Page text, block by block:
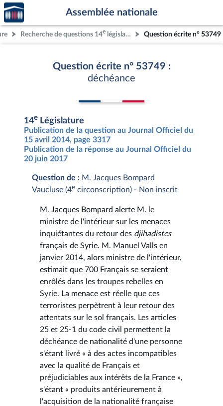
Aller au contenu
Aller en bas de la page
Accèder
à la
page
d'accueil
Assemblée nationale
Recherche de questions 14e législature Question écrite n° 53749
Question écrite n° 53749 :
déchéance
14e Législature
Publication de la question au Journal Officiel du
15 avril 2014, page 3317
Publication de la réponse au Journal Officiel du
20 juin 2017
Question de : M. Jacques Bompard
Vaucluse (4e circonscription) - Non inscrit
M. Jacques Bompard alerte M. le
ministre de l'intérieur sur les menaces
inquiétantes du retour des djihadistes
français de Syrie. M. Manuel Valls en
janvier 2014, alors ministre de l'intérieur,
estimait que 700 Français se seraient
enrôlés dans les troupes rebelles en
Syrie. La menace est réelle que ces
terroristes perpètrent à leur retour des
attentats sur le sol français. Les articles
25 et 25-1 du code civil permettent la
déchéance de nationalité d'une personne
s'étant livré « à des actes incompatibles
avec la qualité de Français et
préjudiciables aux intérêts de la France »,
s'étant « produits antérieurement à
l'acquisition de la nationalité française